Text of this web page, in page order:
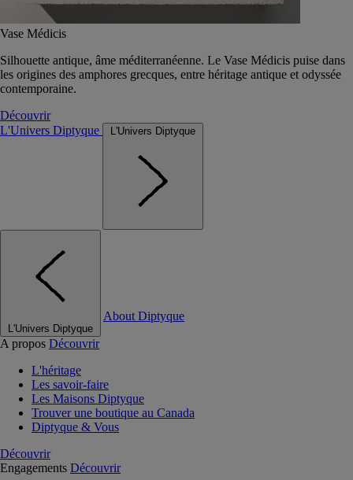
Vase Médicis
Silhouette antique, âme méditerranéenne. Le Vase Médicis puise dans
les origines des amphores grecques, entre héritage antique et odyssée
contemporaine.
Découvrir
L'Univers Diptyque
L'Univers Diptyque
L'Univers Diptyque
About Diptyque
A propos Découvrir
L'héritage
Les savoir-faire
Les Maisons Diptyque
Trouver une boutique au Canada
Diptyque & Vous
Découvrir
Engagements Découvrir